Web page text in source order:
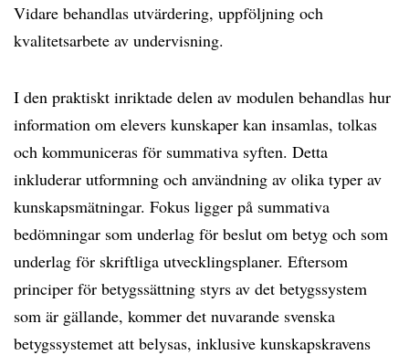
Vidare behandlas utvärdering, uppföljning och
kvalitetsarbete av undervisning.
I den praktiskt inriktade delen av modulen behandlas hur
information om elevers kunskaper kan insamlas, tolkas
och kommuniceras för summativa syften. Detta
inkluderar utformning och användning av olika typer av
kunskapsmätningar. Fokus ligger på summativa
bedömningar som underlag för beslut om betyg och som
underlag för skriftliga utvecklingsplaner. Eftersom
principer för betygssättning styrs av det betygssystem
som är gällande, kommer det nuvarande svenska
betygssystemet att belysas, inklusive kunskapskravens